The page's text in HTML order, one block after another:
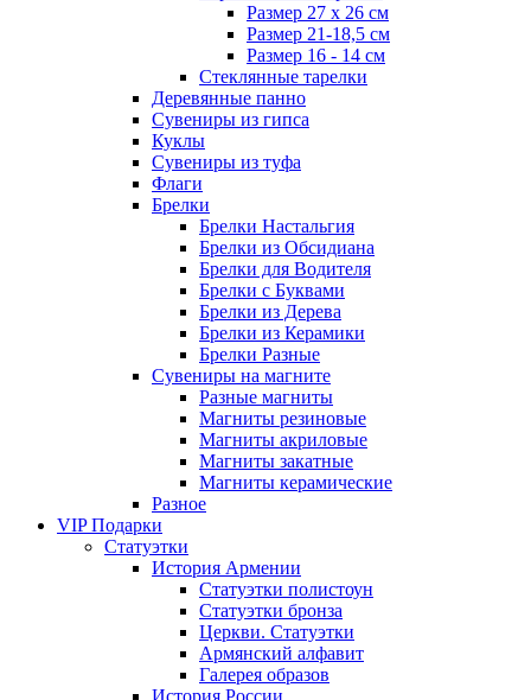
Размер 27 х 26 см
Размер 21-18,5 см
Размер 16 - 14 см
Стеклянные тарелки
Деревянные панно
Сувениры из гипса
Куклы
Сувениры из туфа
Флаги
Брелки
Брелки Настальгия
Брелки из Обсидиана
Брелки для Водителя
Брелки с Буквами
Брелки из Дерева
Брелки из Керамики
Брелки Разные
Сувениры на магните
Разные магниты
Магниты резиновые
Магниты акриловые
Магниты закатные
Магниты керамические
Разное
VIP Подарки
Статуэтки
История Армении
Статуэтки полистоун
Статуэтки бронза
Церкви. Статуэтки
Армянский алфавит
Галерея образов
История России